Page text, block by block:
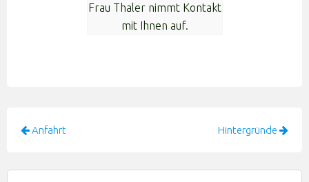
Frau Thaler nimmt Kontakt
mit Ihnen auf.
Beitragsnavigation
Anfahrt Hintergründe